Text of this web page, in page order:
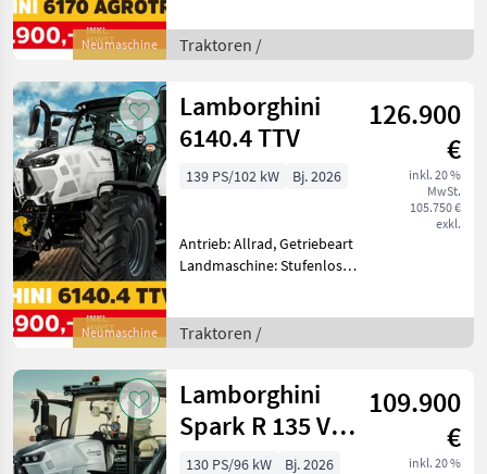
Neumaschine
km/h: 50 km/h, Aufladung:
Turbolader mit
Traktoren /
Neumaschine
Lamborghini
6140.4 TTV
126.900
€
inkl. 20 %
MwSt.
105.750 €
exkl.
139 PS/102 kW Bj. 2026
Antrieb: Allrad, Getriebeart
Landmaschine: Stufenloses
540/540E/1000,
Höchstgeschwindigkeit in
Traktoren /
Lamborghini
Spark R 135 VRT
(Stage V)
109.900
€
inkl. 20 %
130 PS/96 kW Bj. 2026